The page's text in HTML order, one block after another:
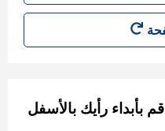
قم بأبداء رأيك بالأسفل